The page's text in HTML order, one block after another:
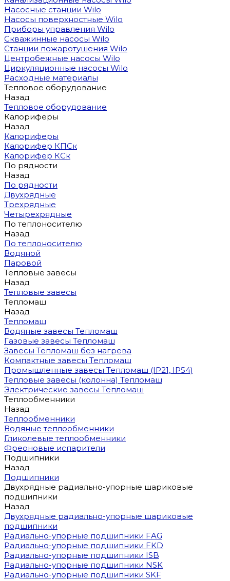
Насосные станции Wilo
Насосы поверхностные Wilo
Приборы управления Wilo
Скважинные насосы Wilo
Станции пожаротушения Wilo
Центробежные насосы Wilo
Циркуляционные насосы Wilo
Расходные материалы
Тепловое оборудование
Назад
Тепловое оборудование
Калориферы
Назад
Калориферы
Калорифер КПСк
Калорифер КСк
По рядности
Назад
По рядности
Двухрядные
Трехрядные
Четырехрядные
По теплоносителю
Назад
По теплоносителю
Водяной
Паровой
Тепловые завесы
Назад
Тепловые завесы
Тепломаш
Назад
Тепломаш
Водяные завесы Тепломаш
Газовые завесы Тепломаш
Завесы Тепломаш без нагрева
Компактные завесы Тепломаш
Промышленные завесы Тепломаш (IP21, IP54)
Тепловые завесы (колонна) Тепломаш
Электрические завесы Тепломаш
Теплообменники
Назад
Теплообменники
Водяные теплообменники
Гликолевые теплообменники
Фреоновые испарители
Подшипники
Назад
Подшипники
Двухрядные радиально-упорные шариковые
подшипники
Назад
Двухрядные радиально-упорные шариковые
подшипники
Радиально-упорные подшипники FAG
Радиально-упорные подшипники FKD
Радиально-упорные подшипники ISB
Радиально-упорные подшипники NSK
Радиально-упорные подшипники SKF